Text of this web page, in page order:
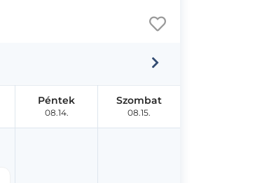
Péntek
08.14.
Szombat
08.15.